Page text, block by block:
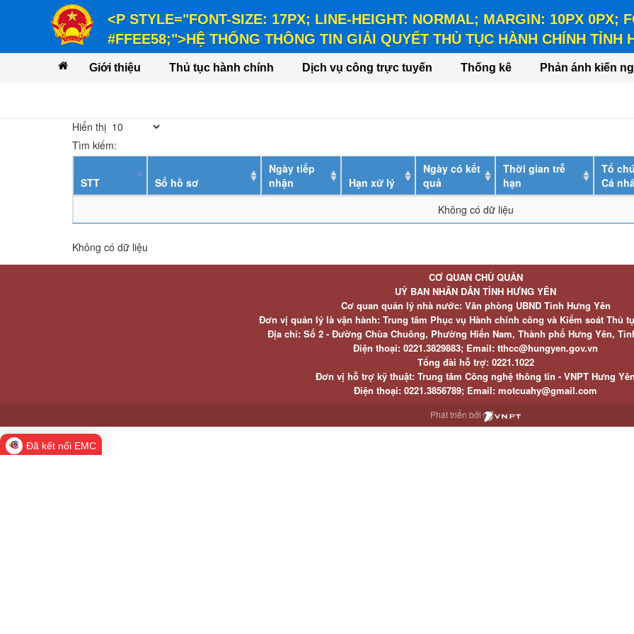
<P STYLE="FONT-SIZE: 17PX; LINE-HEIGHT: NORMAL; MARGIN: 10PX 0PX;
#FFEE58;">HỆ THỐNG THÔNG TIN GIẢI QUYẾT THỦ TỤC HÀNH CHÍNH TỈNH
<P STYLE="FONT-SIZE: 14PX; LINE-HEIGHT: NORMAL; MARGIN: 10PX 0PX; FONT-WEIGHT:
VỤ</P>
Giới thiệu Thủ tục hành chính Dịch vụ công trực tuyến Thống kê Phản ánh kiến
Hiển thị
Tìm kiếm:
STT Số hồ sơ
Ngày tiếp
nhận
Hạn xử lý
Ngày có kết
quả
Thời gian trễ
hạn
Tổ
Cá
Không có dữ liệu
Không có dữ liệu
CƠ QUAN CHỦ QUẢN
UỶ BAN NHÂN DÂN TỈNH HƯNG YÊN
Cơ quan quản lý nhà nước: Văn phòng UBND Tỉnh Hưng Yên
Đơn vị quản lý là vận hành: Trung tâm Phục vụ Hành chính công và Kiểm soát Thủ
Địa chỉ: Số 2 - Đường Chùa Chuông, Phường Hiến Nam, Thành phố Hưng Yên,
Điện thoại: 0221.3829883; Email: tthcc@hungyen.gov.vn
Tổng đài hỗ trợ: 0221.1022
Đơn vị hỗ trợ kỹ thuật: Trung tâm Công nghệ thông tin - VNPT Hưng Yên
Điện thoại: 0221.3856789; Email: motcuahy@gmail.com
Phát triển bởi
Đã kết nối EMC